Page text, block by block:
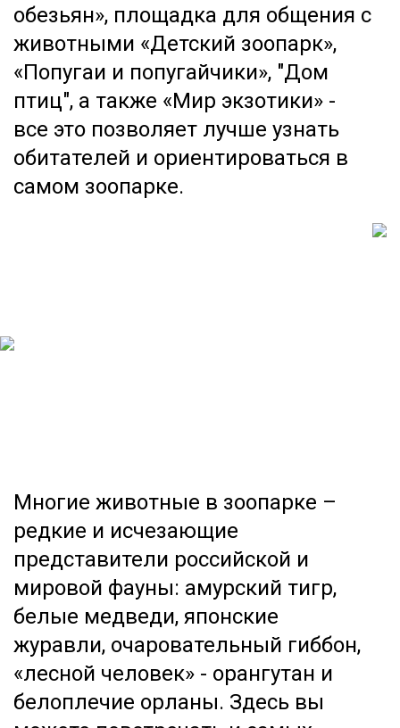
обезьян», площадка для общения с
животными «Детский зоопарк»,
«Попугаи и попугайчики», "Дом
птиц", а также «Мир экзотики» -
все это позволяет лучше узнать
обитателей и ориентироваться в
самом зоопарке.
Многие животные в зоопарке –
редкие и исчезающие
представители российской и
мировой фауны: амурский тигр,
белые медведи, японские
журавли, очаровательный гиббон,
«лесной человек» - орангутан и
белоплечие орланы. Здесь вы